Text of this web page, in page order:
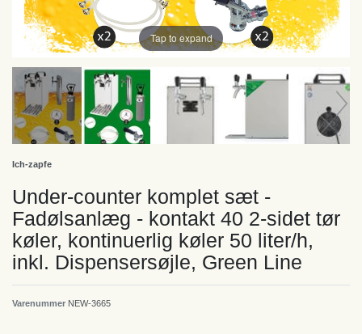
Tap to expand
Ich-zapfe
Under-counter komplet sæt -
Fadølsanlæg - kontakt 40 2-sidet tør
køler, kontinuerlig køler 50 liter/h,
inkl. Dispensersøjle, Green Line
Varenummer NEW-3665